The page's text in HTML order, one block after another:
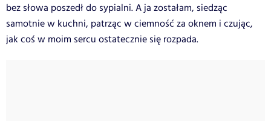
bez słowa poszedł do sypialni. A ja zostałam, siedząc
samotnie w kuchni, patrząc w ciemność za oknem i czując,
jak coś w moim sercu ostatecznie się rozpada.